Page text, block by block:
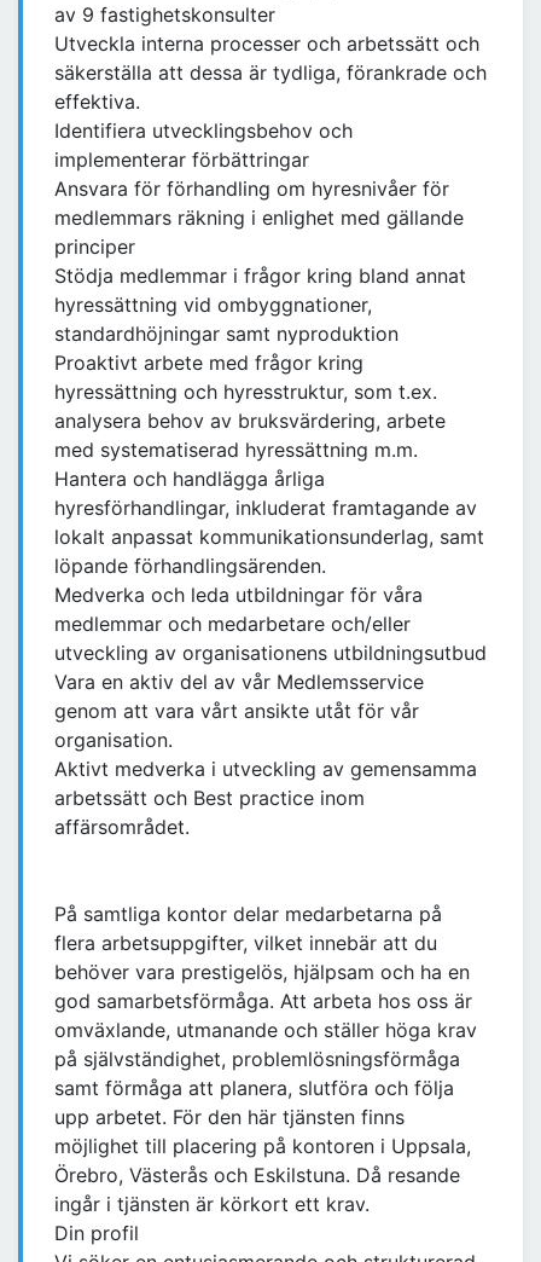
av 9 fastighetskonsulter
Utveckla interna processer och arbetssätt och
säkerställa att dessa är tydliga, förankrade och
effektiva.
Identifiera utvecklingsbehov och
implementerar förbättringar
Ansvara för förhandling om hyresnivåer för
medlemmars räkning i enlighet med gällande
principer
Stödja medlemmar i frågor kring bland annat
hyressättning vid ombyggnationer,
standardhöjningar samt nyproduktion
Proaktivt arbete med frågor kring
hyressättning och hyresstruktur, som t.ex.
analysera behov av bruksvärdering, arbete
med systematiserad hyressättning m.m.
Hantera och handlägga årliga
hyresförhandlingar, inkluderat framtagande av
lokalt anpassat kommunikationsunderlag, samt
löpande förhandlingsärenden.
Medverka och leda utbildningar för våra
medlemmar och medarbetare och/eller
utveckling av organisationens utbildningsutbud
Vara en aktiv del av vår Medlemsservice
genom att vara vårt ansikte utåt för vår
organisation.
Aktivt medverka i utveckling av gemensamma
arbetssätt och Best practice inom
affärsområdet.
På samtliga kontor delar medarbetarna på
flera arbetsuppgifter, vilket innebär att du
behöver vara prestigelös, hjälpsam och ha en
god samarbetsförmåga. Att arbeta hos oss är
omväxlande, utmanande och ställer höga krav
på självständighet, problemlösningsförmåga
samt förmåga att planera, slutföra och följa
upp arbetet. För den här tjänsten finns
möjlighet till placering på kontoren i Uppsala,
Örebro, Västerås och Eskilstuna. Då resande
ingår i tjänsten är körkort ett krav.
Din profil